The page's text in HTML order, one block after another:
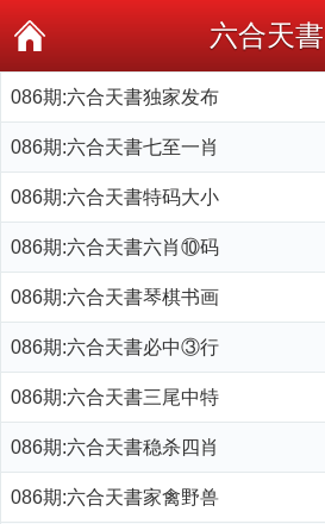
六合天書
086期:六合天書独家发布
086期:六合天書七至一肖
086期:六合天書特码大小
086期:六合天書六肖⑩码
086期:六合天書琴棋书画
086期:六合天書必中③行
086期:六合天書三尾中特
086期:六合天書稳杀四肖
086期:六合天書家禽野兽